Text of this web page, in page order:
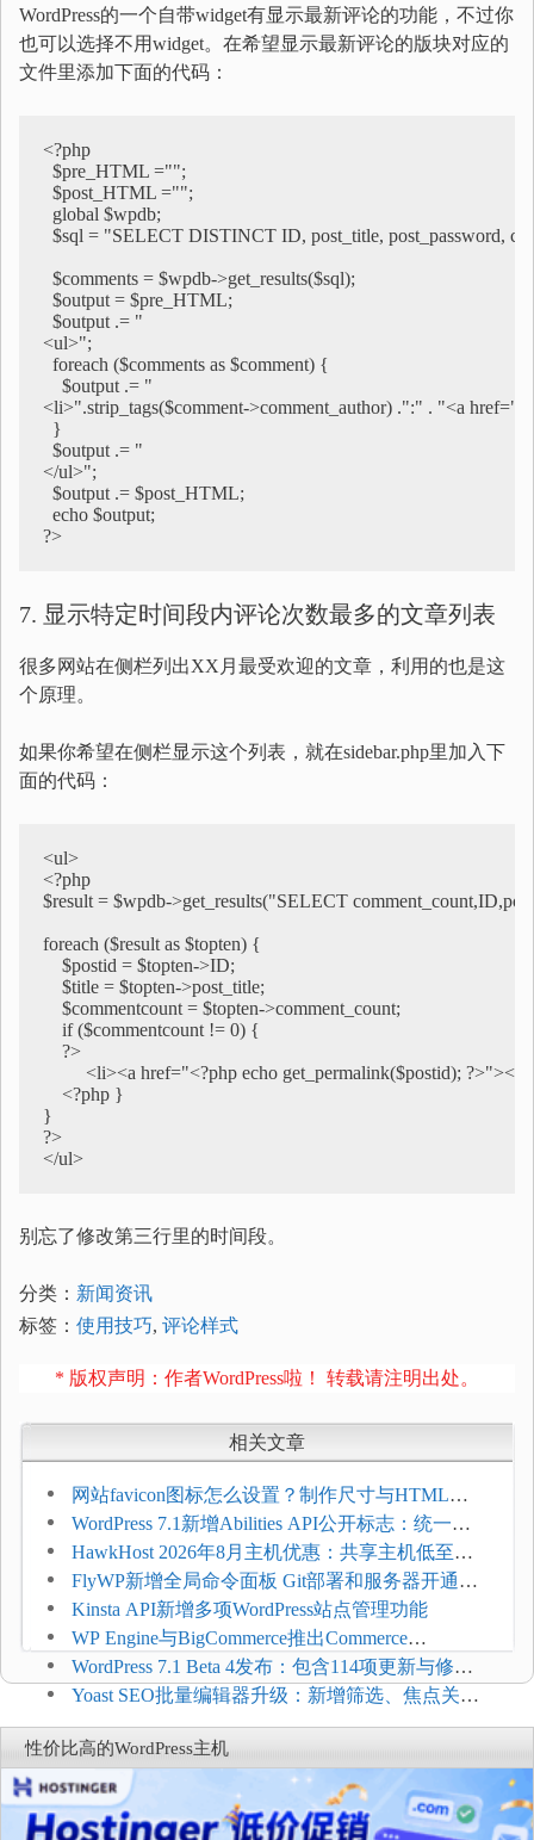
WordPress的一个自带widget有显示最新评论的功能，不过你
也可以选择不用widget。在希望显示最新评论的版块对应的
文件里添加下面的代码：
<?php
$pre_HTML ="";
$post_HTML ="";
global $wpdb;
$sql = "SELECT DISTINCT ID, post_title, post_password,
$comments = $wpdb->get_results($sql);
$output = $pre_HTML;
$output .= "
<ul>";
foreach ($comments as $comment) {
$output .= "
<li>".strip_tags($comment->comment_author) .":" . "<a
}
$output .= "
</ul>";
$output .= $post_HTML;
echo $output;
?>
7. 显示特定时间段内评论次数最多的文章列表
很多网站在侧栏列出XX月最受欢迎的文章，利用的也是这
个原理。
如果你希望在侧栏显示这个列表，就在sidebar.php里加入下
面的代码：
<ul>
<?php
$result = $wpdb->get_results("SELECT
foreach ($result as $topten) {
    $postid = $topten->ID;
    $title = $topten->post_title;
    $commentcount = $topten->comment_count;
    if ($commentcount != 0) {
    ?>
<li><a href="<?php echo get_permalink($postid);
    <?php }
}
?>
</ul>
别忘了修改第三行里的时间段。
分类： 新闻资讯
标签： 使用技巧, 评论样式
* 版权声明：作者WordPress啦！ 转载请注明出处。
相关文章
网站favicon图标怎么设置？制作尺寸与HTML添
加方法
WordPress 7.1新增Abilities API公开标志：统一支
持REST API、MCP与AI代理
HawkHost 2026年8月主机优惠：共享主机低至
$2.61/月，高性能主机同步折扣
FlyWP新增全局命令面板 Git部署和服务器开通更
方便
Kinsta API新增多项WordPress站点管理功能
WP Engine与BigCommerce推出Commerce
Connect：WordPress商店可保留前台体验并扩展电
商能力
WordPress 7.1 Beta 4发布：包含114项更新与修
复，仅建议在测试环境体验
Yoast SEO批量编辑器升级：新增筛选、焦点关键
词与AI元数据草稿
性价比高的WordPress主机